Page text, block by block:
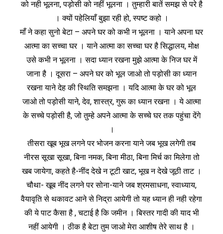
को नही भूलना, पड़ोसी को नहीं भूलना । तुम्हारी बातें समझ से परे है
। क्यों पहेलियाँ बुझा रही हो, स्पष्ट कहो ।
माँ ने कहा सुनो बेटा – अपने घर को कभी न भूलना । याने अपना घर
आत्मा का सच्चा घर । याने आत्मा का सच्चा घर है सिद्धालय, मोक्ष
उसे कभी न भूलना । सदा ध्यान रखना मुझे आत्मा के निज घर में
जाना है । दूसरा – अपने घर को भूल जाओ तो पड़ोसी का ध्यान
रखना याने देह की स्थिति समझना । यदि आत्मा के घर को भूल
जाओ तो पड़ोसी याने, देव, शास्त्र, गुरू का ध्यान रखना । ये आत्मा
के सच्चे पड़ोसी है, जो तुम्हे अपने आत्मा के सच्चे घर तक पहुंचा देंगे
।
तीसरा खूब भूख लगने पर भोजन करना याने जब भूख लगेगी तब
नीरस सूखा सूखा, बिना नमक, बिना मीठा, बिना मिर्च का मिलेगा तो
खब जायेगा, कहते है-नींद देखे न टूटी खाट, भूख न देखे जूठी ताट ।
चौथा- खूब नींद लगने पर सोना-याने जब श्रमसाधना, स्वाध्याय,
वैयावृति से थकावट आने से निद्रा आयेगी तो यह ध्यान ही नही रहेगा
की ये पाट कैसा है , चटाई है कि जमीन । बिस्तर गादी की याद भी
नहीं आयेगी । ठीक है बेटा तुम जाओ मेरा आशीष तेरे साथ है ।